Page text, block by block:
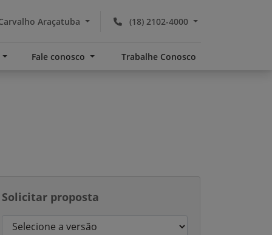
(18) 2102-4000
Araçatuba
Fale conosco Trabalhe Conosco
Solicitar proposta